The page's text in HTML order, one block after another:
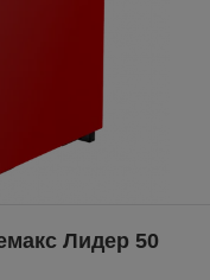
Лидер 50